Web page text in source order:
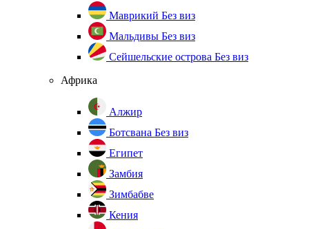
Маврикий Без виз
Мальдивы Без виз
Сейшельские острова Без виз
Африка
Алжир
Ботсвана Без виз
Египет
Замбия
Зимбабве
Кения